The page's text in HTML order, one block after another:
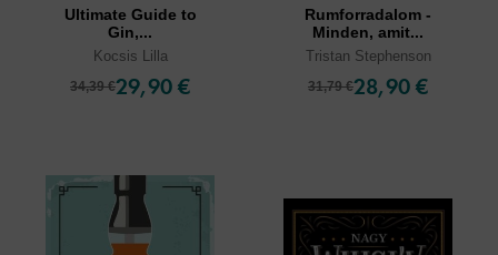
Ultimate Guide to
Gin,...
Kocsis Lilla
34,39 €29,90 €
Rumforradalom -
Minden, amit...
Tristan Stephenson
31,79 €28,90 €